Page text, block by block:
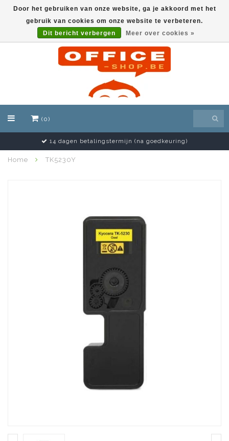
(0)
14 dagen betalingstermijn (na goedkeuring)
Home TK5230Y
Door het gebruiken van onze website, ga je akkoord met het
gebruik van cookies om onze website te verbeteren.
Dit bericht verbergen
Meer over cookies »